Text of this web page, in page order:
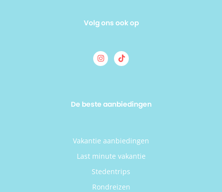
Volg ons ook op
De beste aanbiedingen
Vakantie aanbiedingen
Last minute vakantie
Stedentrips
Rondreizen